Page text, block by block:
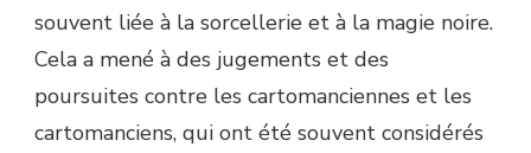
souvent liée à la sorcellerie et à la magie noire.
Cela a mené à des jugements et des
poursuites contre les cartomanciennes et les
cartomanciens, qui ont été souvent considérés